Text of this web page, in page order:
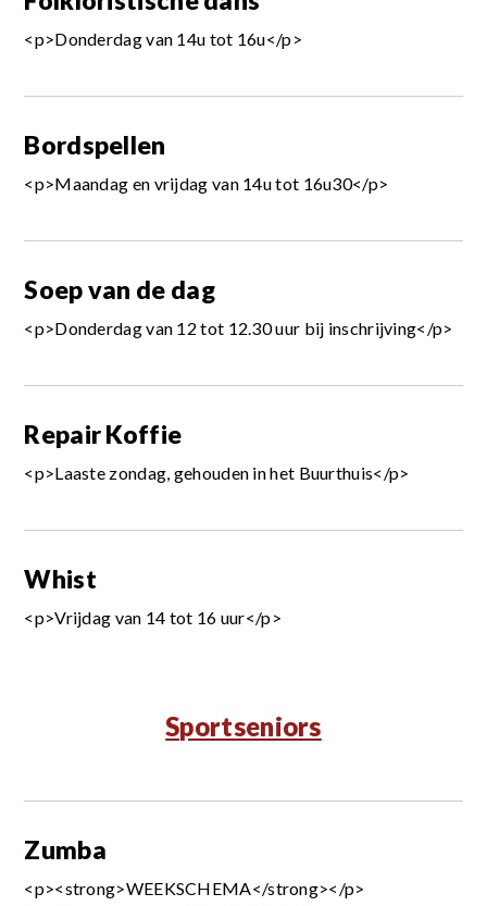
<p>Donderdag van 14u tot 16u</p>
Bordspellen
<p>Maandag en vrijdag van 14u tot 16u30</p>
Soep van de dag
<p>Donderdag van 12 tot 12.30 uur bij inschrijving</p>
Repair Koffie
<p>Laaste zondag, gehouden in het Buurthuis</p>
Whist
<p>Vrijdag van 14 tot 16 uur</p>
Sportseniors
Zumba
<p><strong>WEEKSCHEMA</strong></p>